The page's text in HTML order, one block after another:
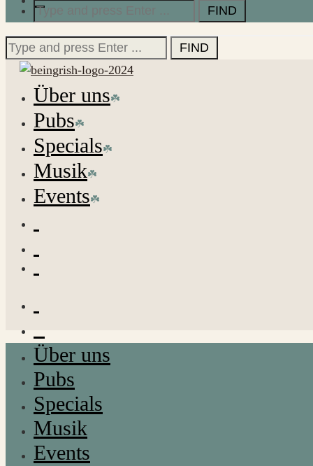
Search
for:
Search
for:
Über uns
Pubs
Specials
Musik
Events
Über uns
Pubs
Specials
Musik
Events